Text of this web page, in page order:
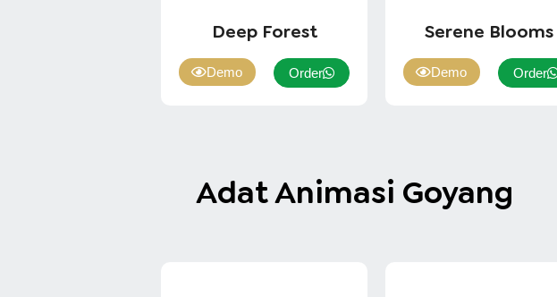
Deep Forest
Demo Order
Serene Blooms
Demo Order
Adat Animasi Goyang